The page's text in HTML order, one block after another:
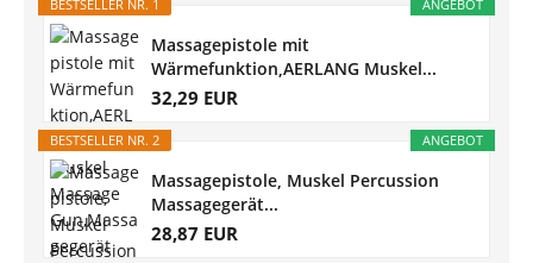
ANGEBOT
BESTSELLER NR. 1
Massagepistole mit
Wärmefunktion,AERLANG Muskel...
32,29 EUR
ANGEBOT
BESTSELLER NR. 2
Massagepistole, Muskel Percussion
Massagegerät...
28,87 EUR